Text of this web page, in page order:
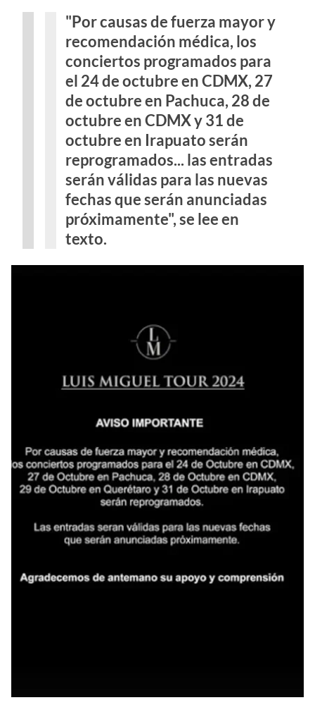
"Por causas de fuerza mayor y
recomendación médica, los
conciertos programados para
el 24 de octubre en CDMX, 27
de octubre en Pachuca, 28 de
octubre en CDMX y 31 de
octubre en Irapuato serán
reprogramados... las entradas
serán válidas para las nuevas
fechas que serán anunciadas
próximamente", se lee en
texto.